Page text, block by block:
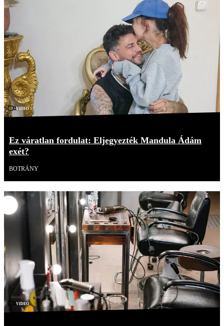
Videó
Ez váratlan fordulat: Eljegyezték Mandula Ádám
exét?
BOTRÁNY
Videó